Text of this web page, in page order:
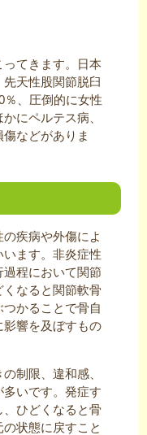
てきます。日本
天性股関節脱臼
％、圧倒的に女性
にペルテス病、
などがありま
疾病や外傷によ
ます。非炎症性
程において関節
なると関節軟骨
かることで骨自
響を及ぼすもの
制限、違和感、
いです。発症す
、ひどくなると骨
状態に戻すこと